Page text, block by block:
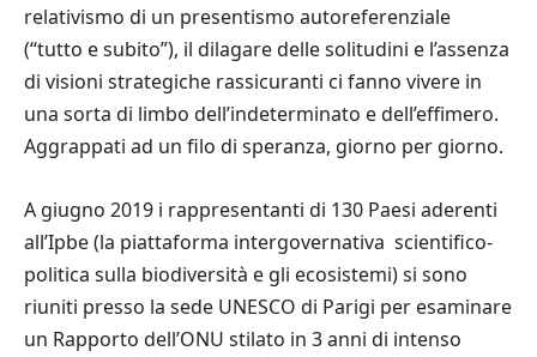
relativismo di un presentismo autoreferenziale
(“tutto e subito”), il dilagare delle solitudini e l’assenza
di visioni strategiche rassicuranti ci fanno vivere in
una sorta di limbo dell’indeterminato e dell’effimero.
Aggrappati ad un filo di speranza, giorno per giorno.
A giugno 2019 i rappresentanti di 130 Paesi aderenti
all’Ipbe (la piattaforma intergovernativa scientifico-
politica sulla biodiversità e gli ecosistemi) si sono
riuniti presso la sede UNESCO di Parigi per esaminare
un Rapporto dell’ONU stilato in 3 anni di intenso